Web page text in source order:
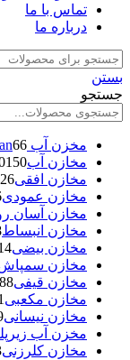
تماس با ما
درباره ما
بستن
جستجو
مخزن آب Ovan 66 محصول
مخازن آب150 محصول
مخازن افقی26 محصول
مخازن عمودی
مخازن آسان
مخازن انبساط
مخازن بیضی14
مخازن
مخازن قیفی 88 محصول
مخازن مکعبی
مخازن نیسانی9
مخزن آب
مخازن کلرزنی3